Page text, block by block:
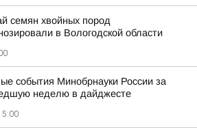
семян хвойных пород
в Вологодской области
события Минобрнауки России за
неделю в дайджесте